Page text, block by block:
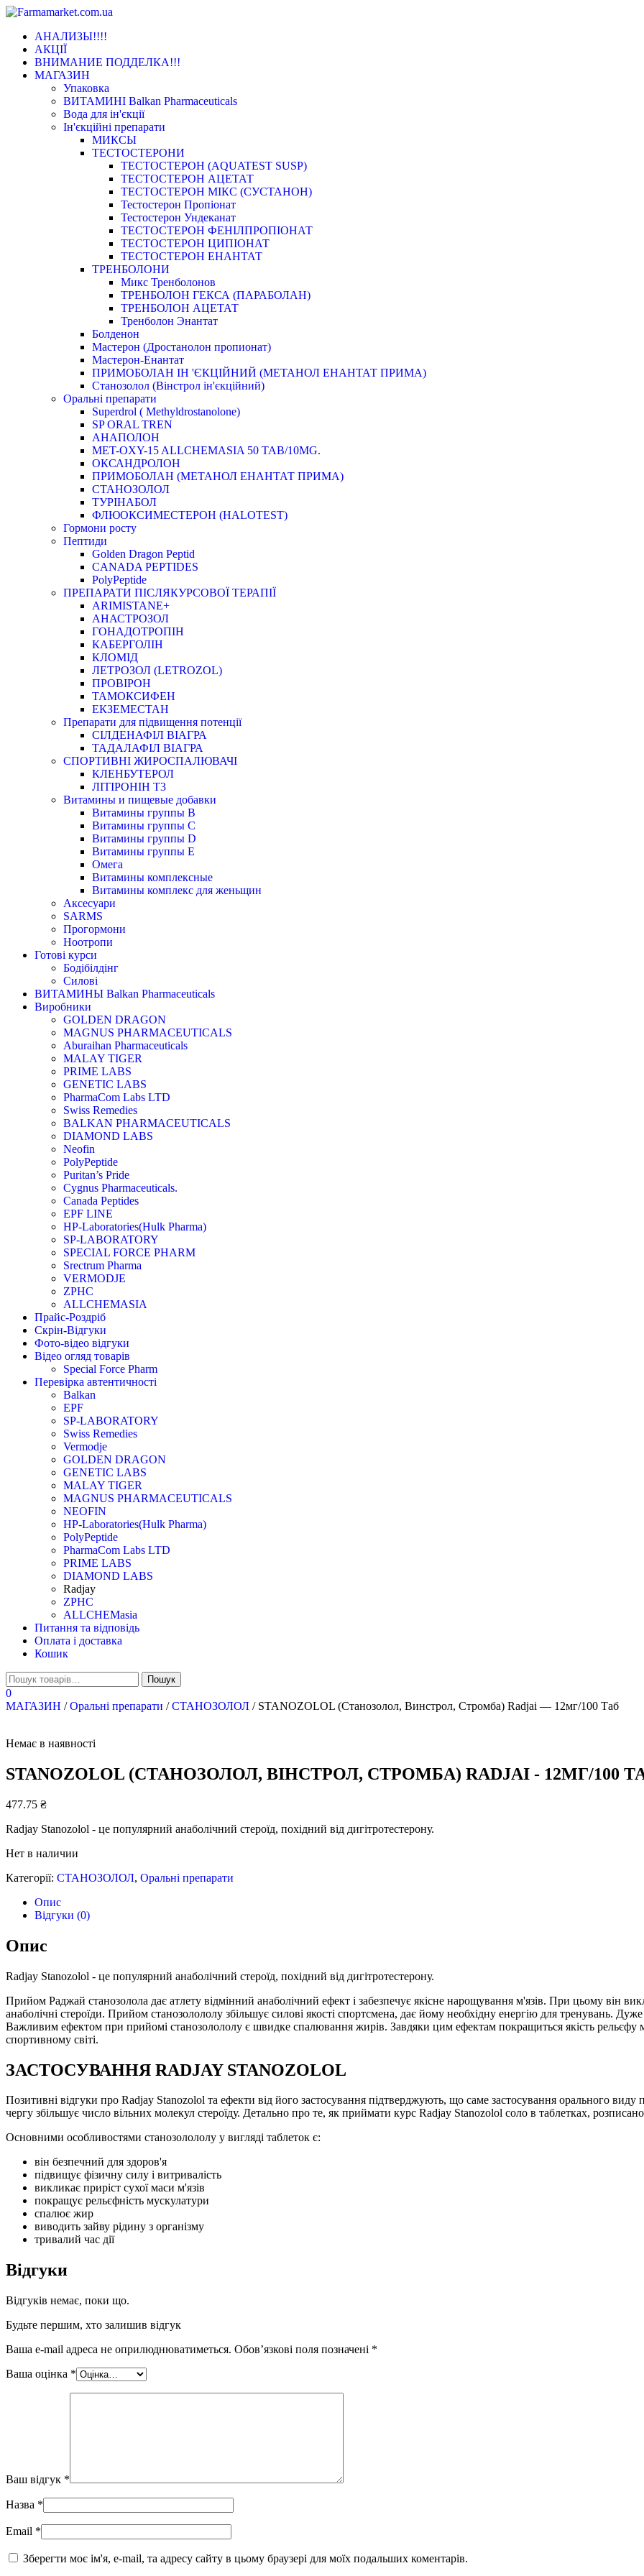
меню
АНАЛИЗЫ!!!!
АКЦІЇ
ВНИМАНИЕ ПОДДЕЛКА!!!
МАГАЗИН
Упаковка
ВИТАМИНІ Balkan Pharmaceuticals
Вода для ін'єкції
Ін'єкційні препарати
МИКСЫ
ТЕСТОСТЕРОНИ
ТЕСТОСТЕРОН (AQUATEST SUSP)
ТЕСТОСТЕРОН АЦЕТАТ
ТЕСТОСТЕРОН МІКС (СУСТАНОН)
Тестостерон Пропіонат
Тестостерон Ундеканат
ТЕСТОСТЕРОН ФЕНІЛПРОПІОНАТ
ТЕСТОСТЕРОН ЦИПІОНАТ
ТЕСТОСТЕРОН ЕНАНТАТ
ТРЕНБОЛОНИ
Микс Тренболонов
ТРЕНБОЛОН ГЕКСА (ПАРАБОЛАН)
ТРЕНБОЛОН АЦЕТАТ
Тренболон Энантат
Болденон
Мастерон (Дростанолон пропионат)
Мастерон-Енантат
ПРИМОБОЛАН ІН 'ЄКЦІЙНИЙ (МЕТАНОЛ ЕНАНТАТ ПРИМА)
Станозолол (Вінстрол ін'єкційний)
Оральні препарати
Superdrol ( Methyldrostanolone)
SP ORAL TREN
АНАПОЛОН
MET-OXY-15 ALLCHEMASIA 50 TAB/10MG.
ОКСАНДРОЛОН
ПРИМОБОЛАН (МЕТАНОЛ ЕНАНТАТ ПРИМА)
СТАНОЗОЛОЛ
ТУРІНАБОЛ
ФЛЮОКСИМЕСТЕРОН (HALOTEST)
Гормони росту
Пептиди
Golden Dragon Peptid
CANADA PEPTIDES
PolyPeptide
ПРЕПАРАТИ ПІСЛЯКУРСОВОЇ ТЕРАПІЇ
ARIMISTANE+
АНАСТРОЗОЛ
ГОНАДОТРОПІН
КАБЕРГОЛІН
КЛОМІД
ЛЕТРОЗОЛ (LETROZOL)
ПРОВІРОН
ТАМОКСИФЕН
ЕКЗЕМЕСТАН
Препарати для підвищення потенції
СІЛДЕНАФІЛ ВІАГРА
ТАДАЛАФІЛ ВІАГРА
СПОРТИВНІ ЖИРОСПАЛЮВАЧІ
КЛЕНБУТЕРОЛ
ЛІТІРОНІН Т3
Витамины и пищевые добавки
Витамины группы В
Витамины группы С
Витамины группы D
Витамины группы Е
Омега
Витамины комплексные
Витамины комплекс для женьщин
Аксесуари
SARMS
Прогормони
Ноотропи
Готові курси
Бодібілдінг
Силові
ВИТАМИНЫ Balkan Pharmaceuticals
Виробники
GOLDEN DRAGON
MAGNUS PHARMACEUTICALS
Aburaihan Pharmaceuticals
MALAY TIGER
PRIME LABS
GENETIC LABS
PharmaCom Labs LTD
Swiss Remedies
BALKAN PHARMACEUTICALS
DIAMOND LABS
Neofin
PolyPeptide
Puritan’s Pride
Cygnus Pharmaceuticals.
Canada Peptides
EPF LINE
HP-Laboratories(Hulk Pharma)
SP-LABORATORY
SPECIAL FORCE PHARM
Srectrum Pharma
VERMODJE
ZPHC
ALLCHEMASIA
Прайс-Роздріб
Скрін-Відгуки
Фото-відео відгуки
Відео огляд товарів
Special Force Pharm
Перевірка автентичності
Balkan
EPF
SP-LABORATORY
Swiss Remedies
Vermodje
GOLDEN DRAGON
GENETIC LABS
MALAY TIGER
MAGNUS PHARMACEUTICALS
NEOFIN
HP-Laboratories(Hulk Pharma)
PolyPeptide
PharmaCom Labs LTD
PRIME LABS
DIAMOND LABS
Radjay
ZPHC
ALLCHEMasia
Питання та відповідь
Оплата і доставка
Кошик
0
МАГАЗИН /Оральні препарати /СТАНОЗОЛОЛ / STANOZOLOL (Станозолол, Винстрол, Стромба) Radjai — 12мг/100 Таб
Немає в наявності
STANOZOLOL (СТАНОЗОЛОЛ, ВІНСТРОЛ, СТРОМБА) RADJAI - 12МГ/100
477.75 ₴
Radjay Stanozolol - це популярний анаболічний стероїд, похідний від дигітротестерону.
Нет в наличии
Категорії: СТАНОЗОЛОЛ, Оральні препарати
Опис
Відгуки (0)
Опис
Radjay Stanozolol - це популярний анаболічний стероїд, похідний від дигітротестерону.
Прийом Раджай станозолола дає атлету відмінний анаболічний ефект і забезпечує якісне нарощування м'язів. При цьому він
анаболічні стероїди. Прийом станозолололу збільшує силові якості спортсмена, дає йому необхідну енергію для тренувань.
Важливим ефектом при прийомі станозолололу є швидке спалювання жирів. Завдяки цим ефектам покращиться якість рельєфу
спортивному світі.
ЗАСТОСУВАННЯ RADJAY STANOZOLOL
Позитивні відгуки про Radjay Stanozolol та ефекти від його застосування підтверджують, що саме застосування орального
чергу збільшує число вільних молекул стероїду. Детально про те, як приймати курс Radjay Stanozolol соло в таблетках, розписано
Основними особливостями станозолололу у вигляді таблеток є:
він безпечний для здоров'я
підвищує фізичну силу і витривалість
викликає приріст сухої маси м'язів
покращує рельєфність мускулатури
спалює жир
виводить зайву рідину з організму
тривалий час дії
Відгуки
Відгуків немає, поки що.
Будьте першим, хто залишив відгук
Ваша e-mail адреса не оприлюднюватиметься. Обов’язкові поля позначені *
Ваша оцінка *
Ваш відгук *
Назва *
Email *
Зберегти моє ім'я, e-mail, та адресу сайту в цьому браузері для моїх подальших коментарів.